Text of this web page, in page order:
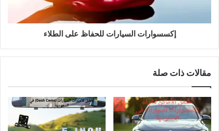
إكسسوارات السيارات للحفاظ على الطلاء
مقالات ذات صلة